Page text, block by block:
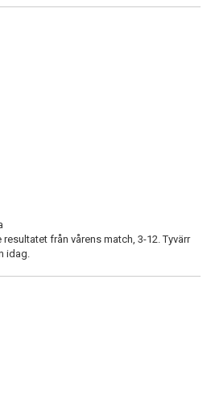
från vårens match, 3-12. Tyvärr
idag.